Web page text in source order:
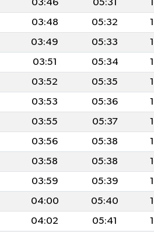
03:46 05:31
03:48 05:32
03:49 05:33
03:51 05:34
03:52 05:35
03:53 05:36
03:55 05:37
03:56 05:38
03:58 05:38
03:59 05:39
04:00 05:40
04:02 05:41